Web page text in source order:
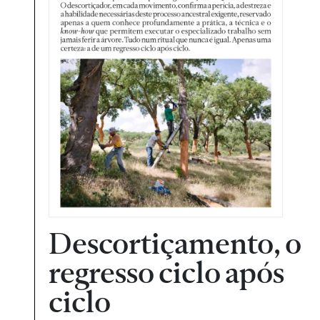
Descortiçamento, o
regresso ciclo após
ciclo